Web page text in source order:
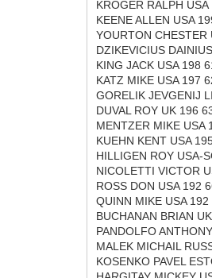
KROGER RALPH
KEENE ALLEN USA
YOURTON CHESTER
DZIKEVICIUS
KING JACK USA 198
KATZ MIKE USA 197
GORELIK JEVGENIJ
DUVAL ROY UK 196
MENTZER MIKE USA
KUEHN KENT USA
HILLIGEN ROY USA-
NICOLETTI VICTOR
ROSS DON USA 192
QUINN MIKE USA 192
BUCHANAN BRIAN
PANDOLFO
MALEK MICHAIL
KOSENKO PAVEL